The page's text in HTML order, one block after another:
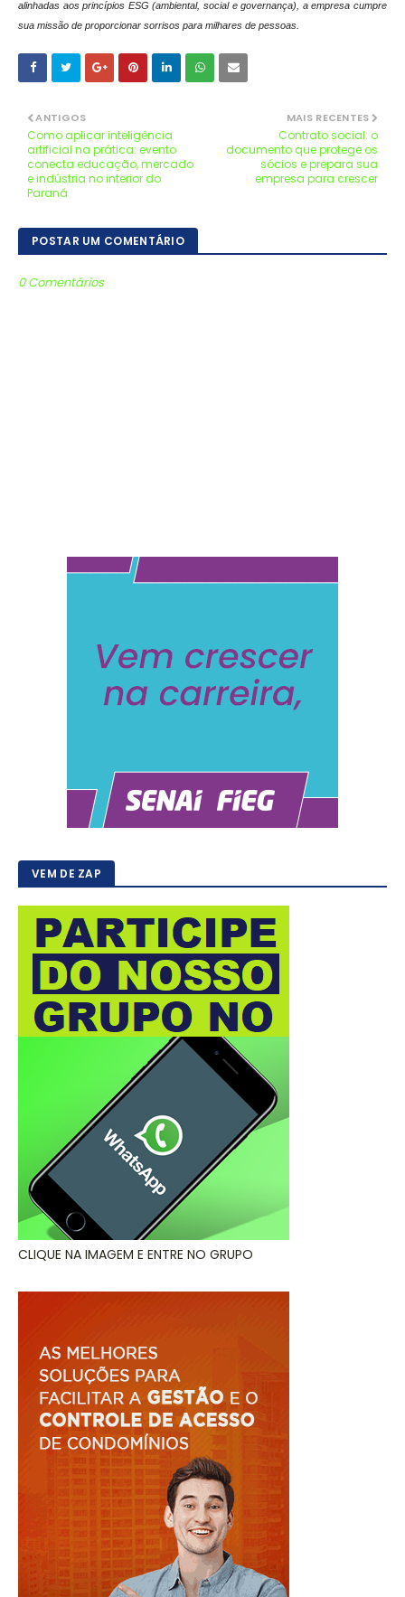
alinhadas aos princípios ESG (ambiental, social e governança), a empresa cumpre
sua missão de proporcionar sorrisos para milhares de pessoas.
MAIS RECENTES
Contrato social: o
documento que protege os
sócios e prepara sua
empresa para crescer
ANTIGOS
Como aplicar inteligência
artificial na prática: evento
conecta educação, mercado
e indústria no interior do
Paraná
POSTAR UM COMENTÁRIO
0 Comentários
VEM DE ZAP
CLIQUE NA IMAGEM E ENTRE NO GRUPO